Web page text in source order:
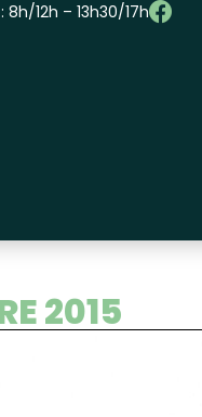
12h – 13h30/17h
2015